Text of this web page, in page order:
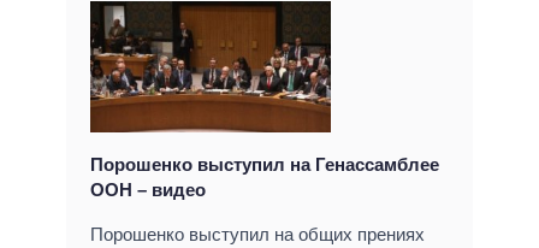
Порошенко выступил на Генассамблее
ООН – видео
Порошенко выступил на общих прениях